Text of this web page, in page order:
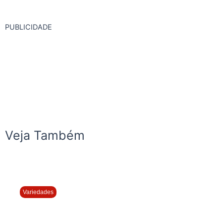
PUBLICIDADE
Veja Também
Variedades